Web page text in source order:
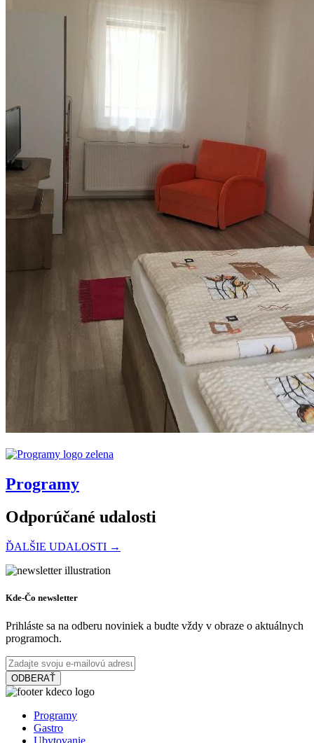
Programy
Odporúčané udalosti
ĎALŠIE UDALOSTI →
Vojenské múzeum
Program pre deti
Mesto Šamorín
Kde-Čo newsletter
Prihláste sa na odberu noviniek a budte vždy v obraze o aktuálnych
programoch.
ODBERAŤ
Programy
Gastro
Ubytovanie